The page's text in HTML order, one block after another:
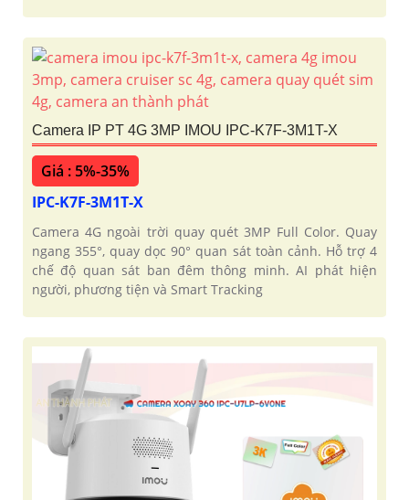
Camera IP PT 4G 3MP IMOU IPC-K7F-3M1T-X
Giá : 5%-35%
IPC-K7F-3M1T-X
Camera 4G ngoài trời quay quét 3MP Full Color. Quay
ngang 355°, quay dọc 90° quan sát toàn cảnh. Hỗ trợ 4
chế độ quan sát ban đêm thông minh. AI phát hiện
người, phương tiện và Smart Tracking